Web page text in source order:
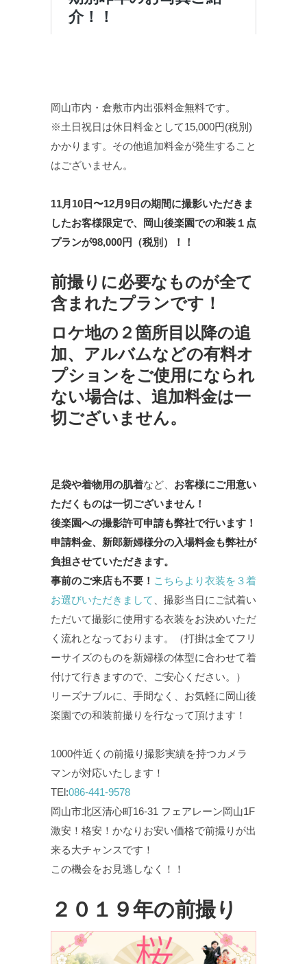
岡山市内・倉敷市内出張料金無料です。
※土日祝日は休日料金として15,000円(税別)
かかります。その他追加料金が発生すること
はございません。
11月10日〜12月9日の期間に撮影いただきま
したお客様限定で、岡山後楽園での和装１点
プランが98,000円（税別）！！
前撮りに必要なものが全て
含まれたプランです！
ロケ地の２箇所目以降の追
加、アルバムなどの有料オ
プションをご使用になられ
ない場合は、追加料金は一
切ございません。
足袋や着物用の肌着など、 お客様にご用意い
ただくものは一切ございません！
後楽園への撮影許可申請も弊社で行います！
申請料金、新郎新婦様分の入場料金も弊社が
負担させていただきます。
事前のご来店も不要！ こちらより衣装を３着
お選びいただきまして
、撮影当日にご試着い
ただいて撮影に使用する衣装をお決めいただ
く流れとなっております。（打掛は全てフリ
ーサイズのものを新婦様の体型に合わせて着
付けて行きますので、ご安心ください。）
リーズナブルに、手間なく、お気軽に岡山後
楽園での和装前撮りを行なって頂けます！
1000件近くの前撮り撮影実績を持つカメラ
マンが対応いたします！
TEl:086-441-9578
岡山市北区清心町16-31 フェアレーン岡山1F
激安！格安！かなりお安い価格で前撮りが出
来る大チャンスです！
この機会をお見逃しなく！！
２０１９年の前撮り